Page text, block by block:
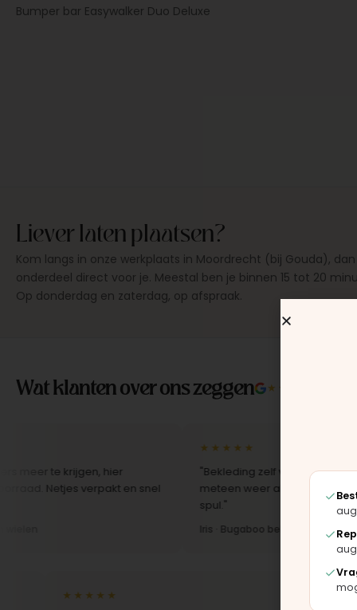
Bumper bar Easywalker Duo Deluxe
Liever laten plaatsen?
Kom langs in onze werkplaats in Moordrecht (bij Gouda),
onderdeel direct voor je. Meestal ben je binnen 15 tot 20
Op donderdag en zaterdag, op afspraak.
Wat klanten over ons zeggen ★★★★★
te krijgen, hier
verpakt en snel
★★★★★
"Bekleding zelf vervangen met de
meteen weer als nieuw uit. Duidelijk
Iris · Bugaboo bekleding
★★★★★